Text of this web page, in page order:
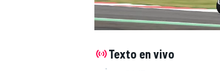
Texto en vivo